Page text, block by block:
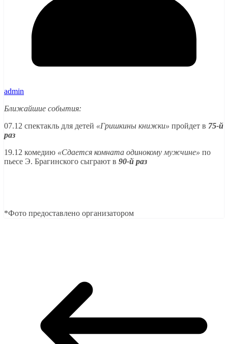
admin
Ближайшие события:
07.12 спектакль для детей «Гришкины книжки» пройдет в 75-й
раз
19.12 комедию «Сдается комната одинокому мужчине» по
пьесе Э. Брагинского сыграют в 90-й раз
*Фото предоставлено организатором